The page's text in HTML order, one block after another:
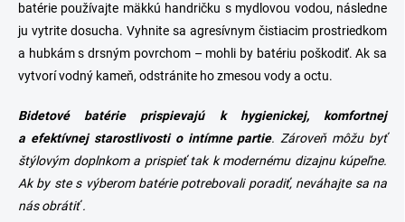
batérie používajte mäkkú handričku s mydlovou vodou, následne
ju vytrite dosucha. Vyhnite sa agresívnym čistiacim prostriedkom
a hubkám s drsným povrchom – mohli by batériu poškodiť. Ak sa
vytvorí vodný kameň, odstránite ho zmesou vody a octu.
Bidetové batérie prispievajú k hygienickej, komfortnej
a efektívnej starostlivosti o intímne partie. Zároveň môžu byť
štýlovým doplnkom a prispieť tak k modernému dizajnu kúpeľne.
Ak by ste s výberom batériepotrebovali poradiť, neváhajte sa na
nás obrátiť .